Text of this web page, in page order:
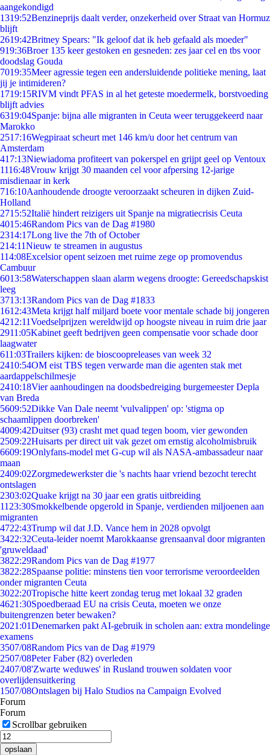
aangekondigd
1319:52Benzineprijs daalt verder, onzekerheid over Straat van Hormuz
blijft
2619:42Britney Spears: "Ik geloof dat ik heb gefaald als moeder"
919:36Broer 135 keer gestoken en gesneden: zes jaar cel en tbs voor
doodslag Gouda
7019:35Meer agressie tegen een andersluidende politieke mening, laat
jij je intimideren?
1719:15RIVM vindt PFAS in al het geteste moedermelk, borstvoeding
blijft advies
6319:04Spanje: bijna alle migranten in Ceuta weer teruggekeerd naar
Marokko
2517:16Wegpiraat scheurt met 146 km/u door het centrum van
Amsterdam
417:13Niewiadoma profiteert van pokerspel en grijpt geel op Ventoux
1116:48Vrouw krijgt 30 maanden cel voor afpersing 12-jarige
misdienaar in kerk
716:10Aanhoudende droogte veroorzaakt scheuren in dijken Zuid-
Holland
2715:52Italië hindert reizigers uit Spanje na migratiecrisis Ceuta
4015:46Random Pics van de Dag #1980
2314:17Long live the 7th of October
214:11Nieuw te streamen in augustus
114:08Excelsior opent seizoen met ruime zege op promovendus
Cambuur
6013:58Waterschappen slaan alarm wegens droogte: Gereedschapskist
leeg
3713:13Random Pics van de Dag #1833
1612:43Meta krijgt half miljard boete voor mentale schade bij jongeren
4212:11Voedselprijzen wereldwijd op hoogste niveau in ruim drie jaar
2911:05Kabinet geeft bedrijven geen compensatie voor schade door
laagwater
611:03Trailers kijken: de bioscoopreleases van week 32
2410:54OM eist TBS tegen verwarde man die agenten stak met
aardappelschilmesje
2410:18Vier aanhoudingen na doodsbedreiging burgemeester Depla
van Breda
5609:52Dikke Van Dale neemt 'vulvalippen' op: 'stigma op
schaamlippen doorbreken'
4009:42Duitser (93) crasht met quad tegen boom, vier gewonden
2509:22Huisarts per direct uit vak gezet om ernstig alcoholmisbruik
6609:19Onlyfans-model met G-cup wil als NASA-ambassadeur naar
maan
2409:02Zorgmedewerkster die 's nachts haar vriend bezocht terecht
ontslagen
2303:02Quake krijgt na 30 jaar een gratis uitbreiding
11 23:30Smokkelbende opgerold in Spanje, verdienden miljoenen aan
migranten
4722:43Trump wil dat J.D. Vance hem in 2028 opvolgt
3422:32Ceuta-leider noemt Marokkaanse grensaanval door migranten
'gruweldaad'
3822:29Random Pics van de Dag #1977
3822:28Spaanse politie: minstens tien voor terrorisme veroordeelden
onder migranten Ceuta
3022:20Tropische hitte keert zondag terug met lokaal 32 graden
4621:30Spoedberaad EU na crisis Ceuta, moeten we onze
buitengrenzen beter bewaken?
2021:01Denemarken pakt AI-gebruik in scholen aan: extra mondelinge
examens
3507/08Random Pics van de Dag #1979
2507/08Peter Faber (82) overleden
2407/08'Zwarte weduwes' in Rusland trouwen soldaten voor
overlijdensuitkering
1507/08Ontslagen bij Halo Studios na Campaign Evolved
Forum
Forum
Scrollbar gebruiken
opslaan